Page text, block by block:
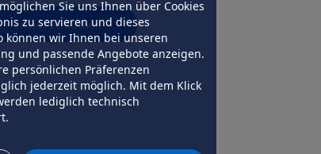
Sie uns Ihnen über Cookies
zu servieren und dieses
können wir Ihnen bei unseren
und passende Angebote anzeigen.
persönlichen Präferenzen
jederzeit möglich. Mit dem Klick
lediglich technisch
erneut versuchen